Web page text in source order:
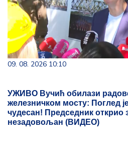
09. 08. 2026 10:10
УЖИВО Вучић обилази
железничком мосту: Поглед
чудесан! Председник открио
незадовољан (ВИДЕО)